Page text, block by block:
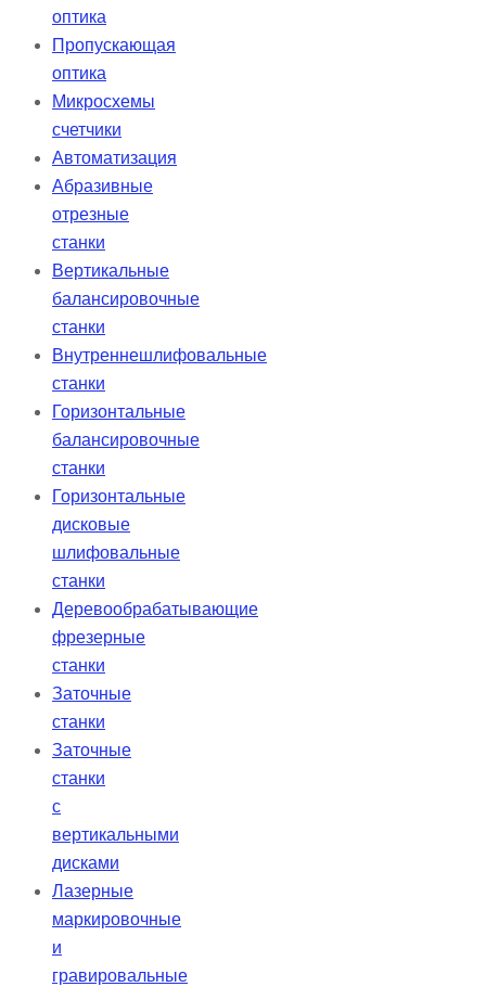
оптика
Пропускающая
оптика
Микросхемы
счетчики
Автоматизация
Абразивные
отрезные
станки
Вертикальные
балансировочные
станки
Внутреннешлифовальные
станки
Горизонтальные
балансировочные
станки
Горизонтальные
дисковые
шлифовальные
станки
Деревообрабатывающие
фрезерные
станки
Заточные
станки
Заточные
станки
с
вертикальными
дисками
Лазерные
маркировочные
и
гравировальные